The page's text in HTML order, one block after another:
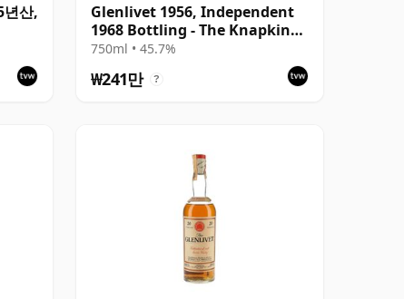
산,
Glenlivet 1956, Independent
1968 Bottling - The Knapkin
Syndicate
750ml • 45.7%
₩241만 ?